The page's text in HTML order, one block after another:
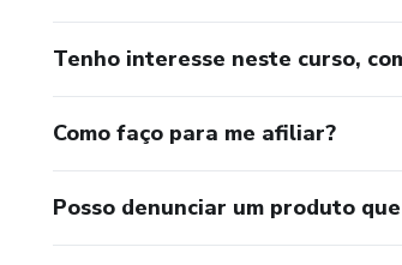
Tenho interesse neste curso,
Como faço para me afiliar?
Posso denunciar um produto